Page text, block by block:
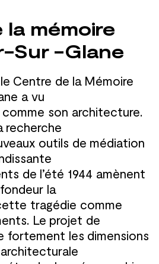
mémoire
Sur -Glane
Centre de la Mémoire
a vu
son architecture.
recherche
outils de médiation
de l’été 1944 amènent
la
tragédie comme
Le projet de
fortement les dimensions